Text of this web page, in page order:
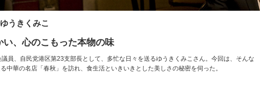
うきくみこ
い、心のこもった本物の味
員、自民党港区第23支部長として、多忙な日々を送るゆうきくみこさん。今回は、そんな
中華の名店「春秋」を訪れ、食生活といきいきとした美しさの秘密を伺った。